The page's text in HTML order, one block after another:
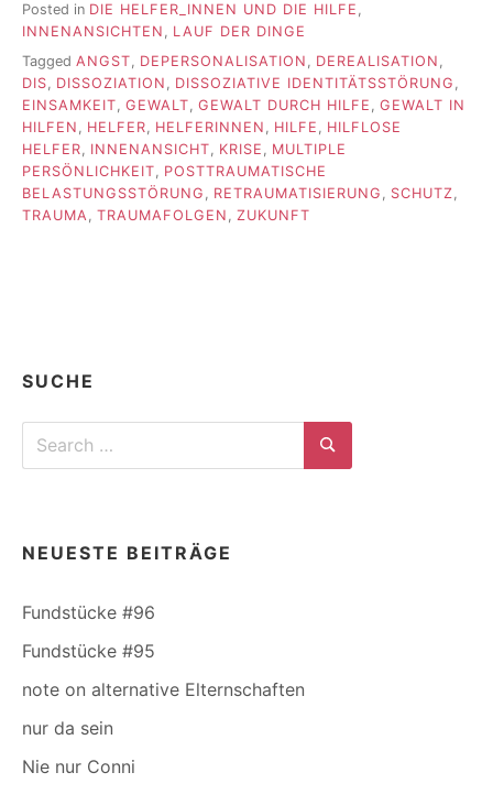
Posted in DIE HELFER_INNEN UND DIE HILFE ,
INNENANSICHTEN , LAUF DER DINGE
Tagged ANGST DEPERSONALISATION DEREALISATION
DIS
DISSOZIATION DISSOZIATIVE IDENTITÄTSSTÖRUNG
EINSAMKEIT GEWALT GEWALT DURCH HILFE
GEWALT IN
HILFEN
HELFER HELFERINNEN HILFE
HILFLOSE
HELFER
INNENANSICHT KRISE
MULTIPLE
PERSÖNLICHKEIT
POSTTRAUMATISCHE
BELASTUNGSSTÖRUNG
RETRAUMATISIERUNG SCHUTZ
TRAUMA
TRAUMAFOLGEN ZUKUNFT
SUCHE
Search
Search
NEUESTE BEITRÄGE
Fundstücke #96
Fundstücke #95
note on alternative Elternschaften
nur da sein
Nie nur Conni